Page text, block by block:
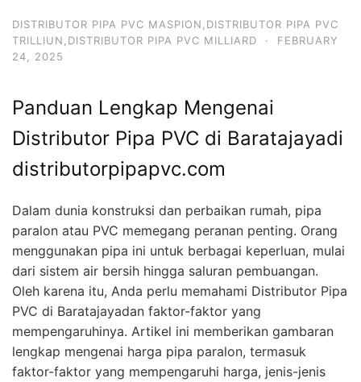
DISTRIBUTOR PIPA PVC MASPION,DISTRIBUTOR PIPA PVC
TRILLIUN,DISTRIBUTOR PIPA PVC MILLIARD
·
FEBRUARY
24, 2025
Panduan Lengkap Mengenai
Distributor Pipa PVC di Baratajayadi
distributorpipapvc.com
Dalam dunia konstruksi dan perbaikan rumah, pipa
paralon atau PVC memegang peranan penting. Orang
menggunakan pipa ini untuk berbagai keperluan, mulai
dari sistem air bersih hingga saluran pembuangan.
Oleh karena itu, Anda perlu memahami Distributor Pipa
PVC di Baratajayadan faktor-faktor yang
mempengaruhinya. Artikel ini memberikan gambaran
lengkap mengenai harga pipa paralon, termasuk
faktor-faktor yang mempengaruhi harga, jenis-jenis